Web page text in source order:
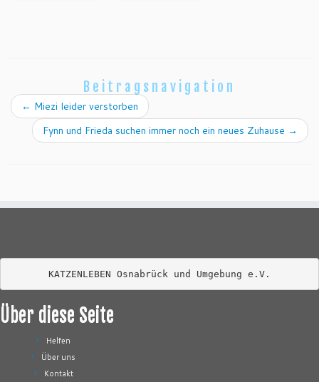
Beitragsnavigation
← Miezi leider verstorben
Fynn und Frieda suchen immer noch ein neues Zuhause →
KATZENLEBEN Osnabrück und Umgebung e.V.
Über diese Seite
Helfen
Über uns
Kontakt